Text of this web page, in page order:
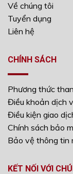
Về chúng tôi
Tuyển dụng
Liên hệ
CHÍNH SÁCH
Phương thức
Điều khoản dịch
Điều kiện giao
Chính sách bảo
Bảo vệ thông tin
KẾT NỐI VỚI